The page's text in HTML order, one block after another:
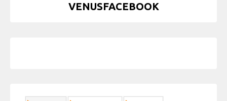
VENUSFACEBOOK